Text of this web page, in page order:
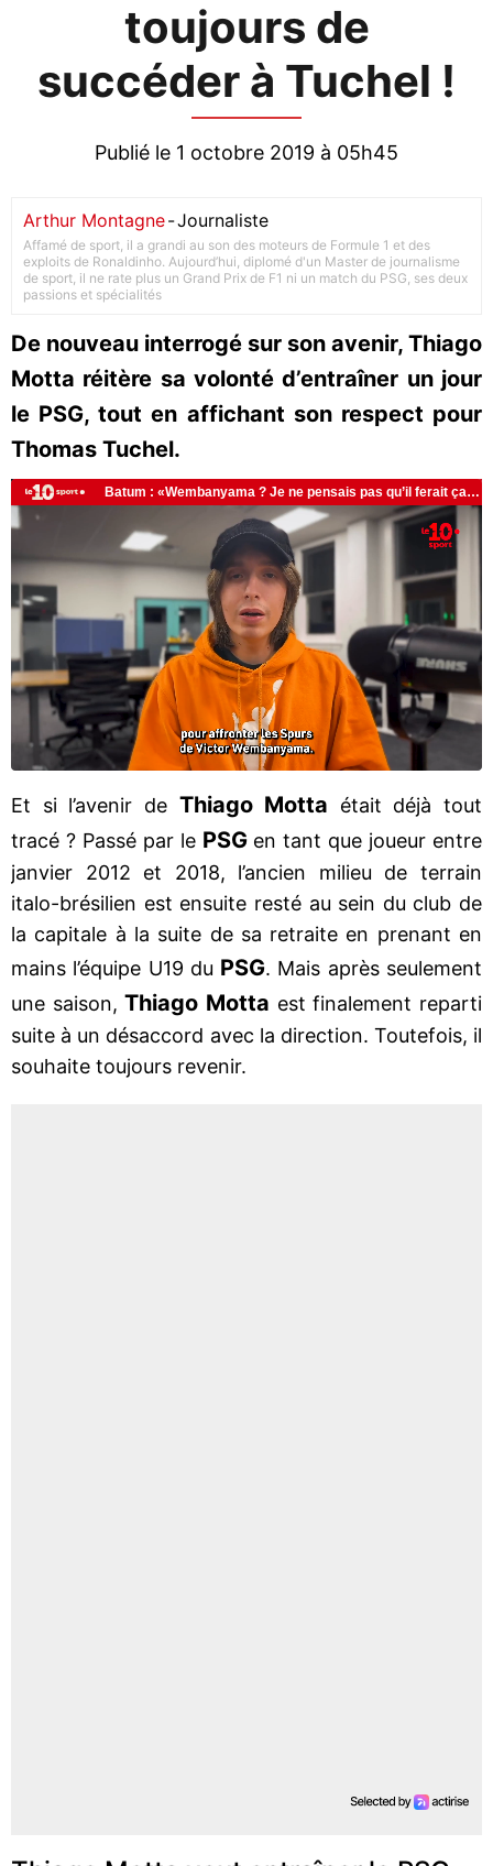
toujours de
succéder à Tuchel !
Publié le 1 octobre 2019 à 05h45
Arthur Montagne-Journaliste
Affamé de sport, il a grandi au son des moteurs de Formule 1 et des
exploits de Ronaldinho. Aujourd’hui, diplomé d'un Master de journalisme
de sport, il ne rate plus un Grand Prix de F1 ni un match du PSG, ses deux
passions et spécialités
De nouveau interrogé sur son avenir, Thiago
Motta réitère sa volonté d’entraîner un jour
le PSG, tout en affichant son respect pour
Thomas Tuchel.
Et si l’avenir de Thiago Motta était déjà tout
tracé ? Passé par le PSGen tant que joueur entre
janvier 2012 et 2018, l’ancien milieu de terrain
italo-brésilien est ensuite resté au sein du club de
la capitale à la suite de sa retraite en prenant en
mains l’équipe U19 du PSG. Mais après seulement
une saison,Thiago Motta est finalement reparti
suite à un désaccord avec la direction. Toutefois, il
souhaite toujours revenir.